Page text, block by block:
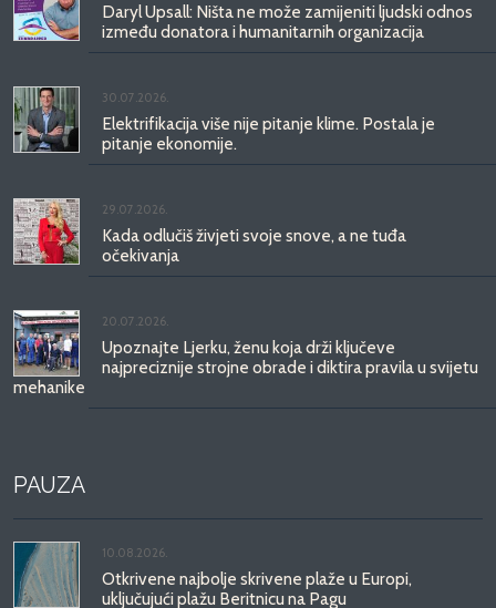
Daryl Upsall: Ništa ne može zamijeniti ljudski odnos
između donatora i humanitarnih organizacija
30.07.2026.
Elektrifikacija više nije pitanje klime. Postala je
pitanje ekonomije.
29.07.2026.
Kada odlučiš živjeti svoje snove, a ne tuđa
očekivanja
20.07.2026.
Upoznajte Ljerku, ženu koja drži ključeve
najpreciznije strojne obrade i diktira pravila u svijetu
mehanike
PAUZA
10.08.2026.
Otkrivene najbolje skrivene plaže u Europi,
uključujući plažu Beritnicu na Pagu